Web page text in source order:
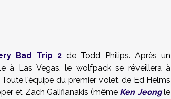
Bad Trip 2 de Todd Philips. Après un
à Las Vegas, le wolfpack se réveillera à
l'équipe du premier volet, de Ed Helms
et Zach Galifianakis (même Ken Jeongle